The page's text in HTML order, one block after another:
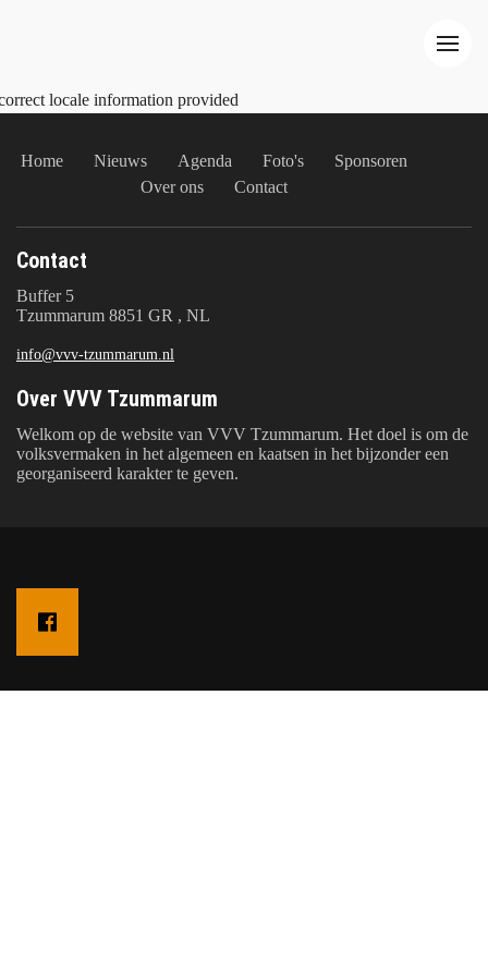
locale information provided
Home Nieuws Agenda Foto's
Sponsoren
Over ons
Contact
Contact
Buffer 5
Tzummarum 8851 GR , NL
info@vvv-tzummarum.nl
Over VVV Tzummarum
Welkom op de website van VVV Tzummarum. Het doel is om de
volksvermaken in het algemeen en kaatsen in het bijzonder een
georganiseerd karakter te geven.